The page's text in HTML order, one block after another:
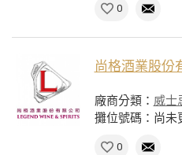
0
尚格酒業股份
廠商分類： 威士
攤位號碼：尚未
0